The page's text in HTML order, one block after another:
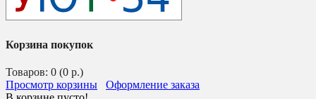
Корзина покупок
Товаров: 0 (0 р.)
Просмотр корзины
Оформление заказа